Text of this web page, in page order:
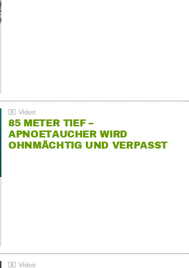
85 METER TIEF –
APNOETAUCHER WIRD
OHNMÄCHTIG UND VERPASST